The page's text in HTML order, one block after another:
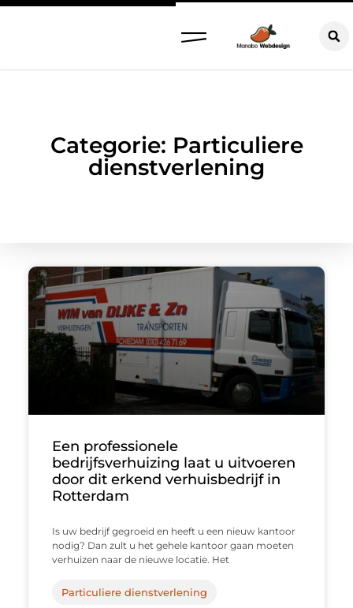
Categorie: Particuliere
dienstverlening
Een professionele
bedrijfsverhuizing laat u uitvoeren
door dit erkend verhuisbedrijf in
Rotterdam
Is uw bedrijf gegroeid en heeft u een nieuw kantoor
nodig? Dan zult u het gehele kantoor gaan moeten
verhuizen naar de nieuwe locatie. Het
Particuliere dienstverlening